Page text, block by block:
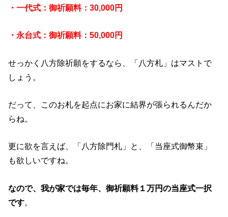
・一代式：御祈願料：30,000円
・永台式：御祈願料：50,000円
せっかく八方除祈願をするなら、「八方札」はマストで
しょう。
だって、このお札を起点にお家に結界が張られるんだか
らね。
更に欲を言えば、「八方除門札」と、「当座式御幣束」
も欲しいですね。
なので、我が家では毎年、御祈願料１万円の当座式一択
です。